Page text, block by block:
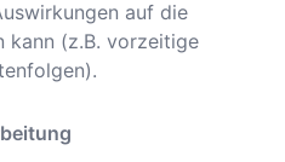
auf die
kann (z.B. vorzeitige